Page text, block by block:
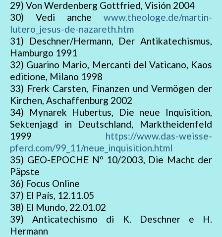
29) Von Werdenberg Gottfried, Visión 2004
30) Vedi anche www.theologe.de/martin-
lutero_jesus-de-nazareth.htm
31) Deschner/Hermann, Der Antikatechismus,
Hamburgo 1991
32) Guarino Mario, Mercanti del Vaticano, Kaos
editione, Milano 1998
33) Frerk Carsten, Finanzen und Vermögen der
Kirchen, Aschaffenburg 2002
34) Mynarek Hubertus, Die neue Inquisition,
Sektenjagd in Deutschland, Marktheidenfeld
1999 https://www.das-weisse-
pferd.com/99_11/neue_inquisition.html
35) GEO-EPOCHE Nº 10/2003, Die Macht der
Päpste
36) Focus Online
37) El País, 12.11.05
38) El Mundo, 22.01.02
39) Anticatechismo di K. Deschner e H.
Hermann